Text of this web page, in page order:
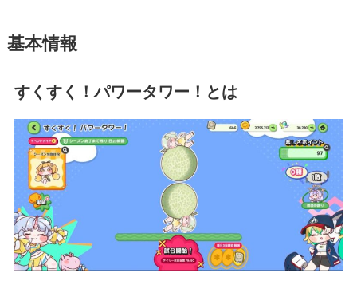
基本情報
すくすく！パワータワー！とは